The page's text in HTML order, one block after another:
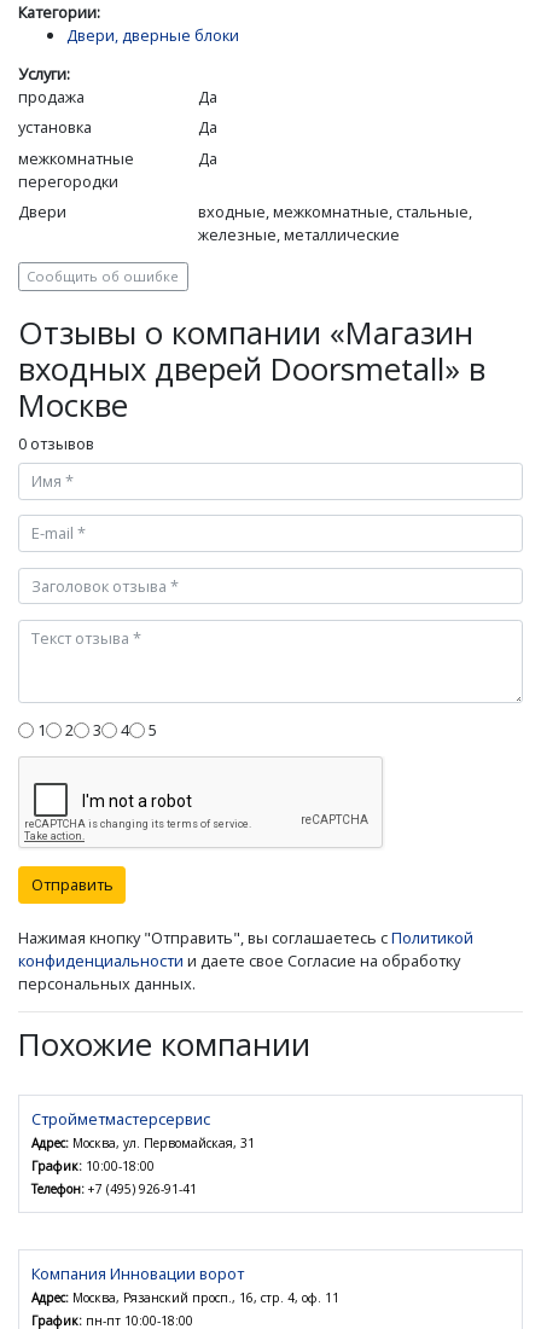
Категории:
Двери, дверные блоки
Услуги:
продажа
Да
установка
Да
межкомнатные
перегородки
Да
Двери
входные, межкомнатные, стальные,
железные, металлические
Сообщить об ошибке
Отзывы о компании «Магазин
входных дверей Doorsmetall» в
Москве
0 отзывов
1 2 3 4 5
Отправить
Нажимая кнопку "Отправить", вы соглашаетесь сПолитикой
конфиденциальности и даете свое Согласие на обработку
персональных данных.
Похожие компании
Стройметмастерсервис
Адрес: Москва, ул. Первомайская, 31
График: 10:00-18:00
Телефон: +7 (495) 926-91-41
Компания Инновации ворот
Адрес: Москва, Рязанский просп., 16, стр. 4, оф. 11
График: пн-пт 10:00-18:00